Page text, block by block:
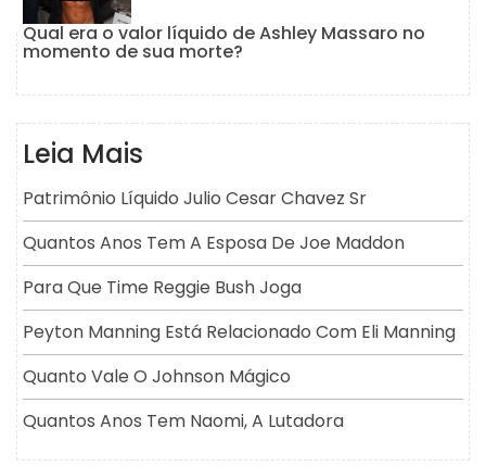
Qual era o valor líquido de Ashley Massaro no
momento de sua morte?
Leia Mais
Patrimônio Líquido Julio Cesar Chavez Sr
Quantos Anos Tem A Esposa De Joe Maddon
Para Que Time Reggie Bush Joga
Peyton Manning Está Relacionado Com Eli Manning
Quanto Vale O Johnson Mágico
Quantos Anos Tem Naomi, A Lutadora